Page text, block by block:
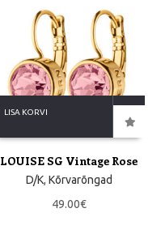
LISA KORVI
LOUISE SG Vintage Rose
D/K, Kõrvarõngad
49.00€